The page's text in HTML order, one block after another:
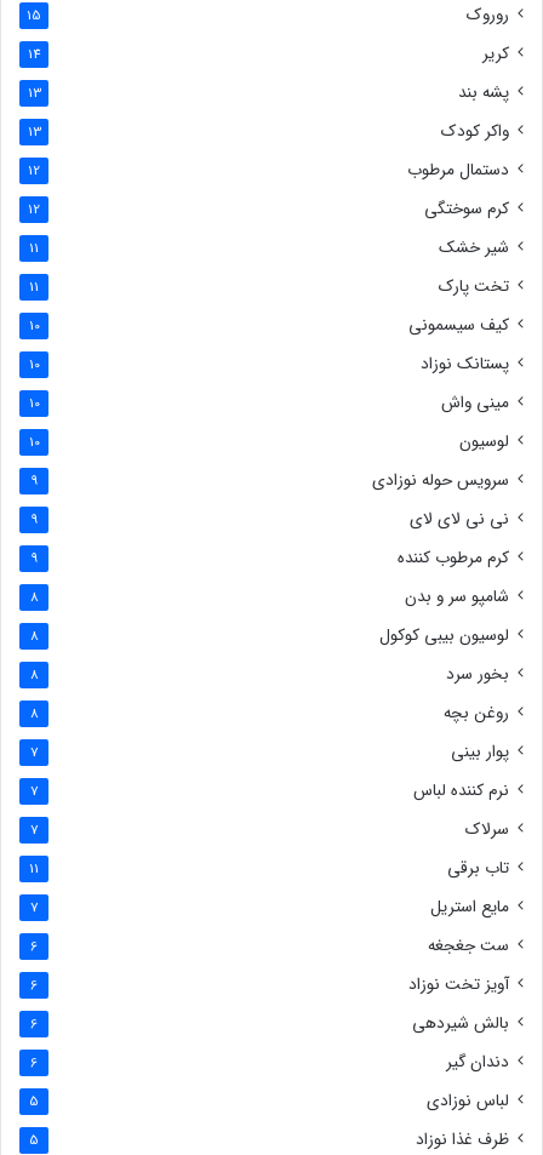
روروک 15
کریر 14
پشه بند 13
واکر کودک 13
دستمال مرطوب 12
کرم سوختگی 12
شیر خشک 11
تخت پارک 11
کیف سیسمونی 10
پستانک نوزاد 10
مینی واش 10
لوسیون 10
سرویس حوله نوزادی 9
نی نی لای لای 9
کرم مرطوب کننده 9
شامپو سر و بدن 8
لوسیون بیبی کوکول 8
بخور سرد 8
روغن بچه 8
پوار بینی 7
نرم کننده لباس 7
سرلاک 7
تاب برقی 11
مایع استریل 7
ست جغجغه 6
آویز تخت نوزاد 6
بالش شیردهی 6
دندان گیر 6
لباس نوزادی 5
ظرف غذا نوزاد 5